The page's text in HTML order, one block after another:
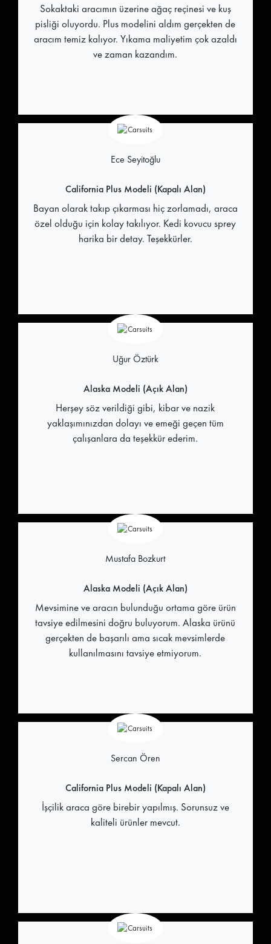
Sokaktaki aracımın üzerine ağaç reçinesi ve kuş
pisliği oluyordu. Plus modelini aldım gerçekten de
aracım temiz kalıyor. Yıkama maliyetim çok azaldı
ve zaman kazandım.
Ece Seyitoğlu
California Plus Modeli (Kapalı Alan)
Bayan olarak takıp çıkarması hiç zorlamadı, araca
özel olduğu için kolay takılıyor. Kedi kovucu sprey
harika bir detay. Teşekkürler.
Uğur Öztürk
Alaska Modeli (Açık Alan)
Herşey söz verildiği gibi, kibar ve nazik
yaklaşımınızdan dolayı ve emeği geçen tüm
çalışanlara da teşekkür ederim.
Mustafa Bozkurt
Alaska Modeli (Açık Alan)
Mevsimine ve aracın bulunduğu ortama göre ürün
tavsiye edilmesini doğru buluyorum. Alaska ürünü
gerçekten de başarılı ama sıcak mevsimlerde
kullanılmasını tavsiye etmiyorum.
Sercan Ören
California Plus Modeli (Kapalı Alan)
İşçilik araca göre birebir yapılmış. Sorunsuz ve
kaliteli ürünler mevcut.